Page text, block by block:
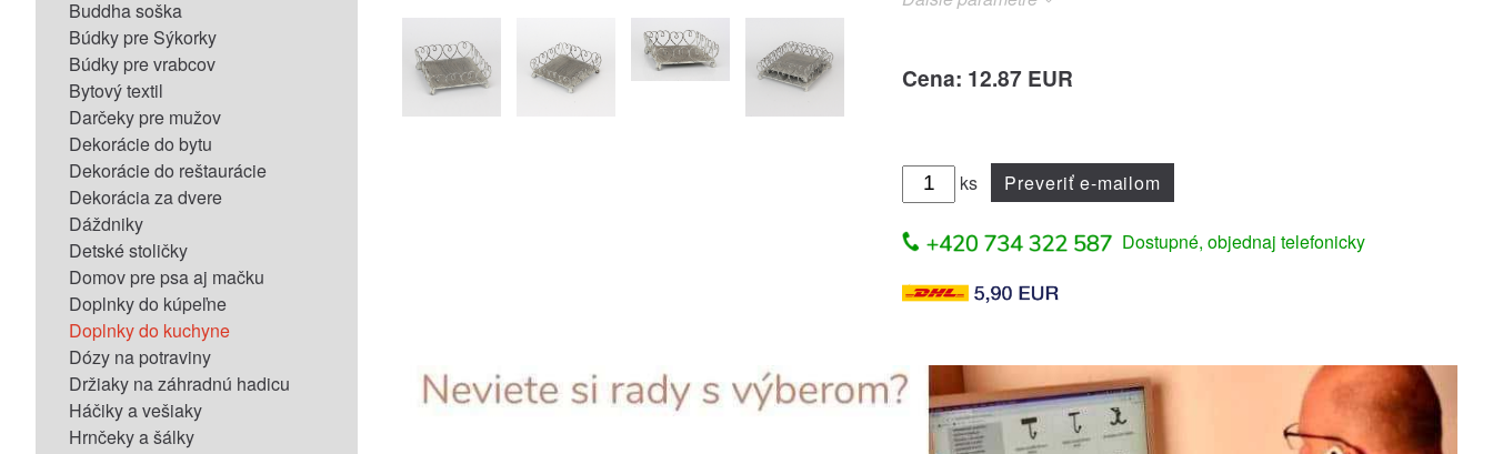
Buddha soška
Búdky pre Sýkorky
Búdky pre vrabcov
Bytový textil
Darčeky pre mužov
Dekorácie do bytu
Dekorácie do reštaurácie
Dekorácia za dvere
Dáždniky
Detské stoličky
Domov pre psa aj mačku
Doplnky do kúpeľne
Doplnky do kuchyne
Dózy na potraviny
Držiaky na záhradnú hadicu
Háčiky a vešiaky
Hrnčeky a šálky
Cena: 12.87 EUR
ks Preveriť e-mailom
Dostupné, objednaj telefonicky